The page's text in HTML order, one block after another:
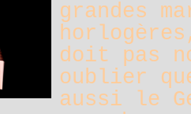
grandes
doit pas
oublier
aussi le